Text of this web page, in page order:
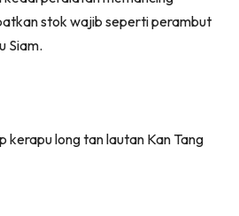
stok wajib seperti perambut
Siam.